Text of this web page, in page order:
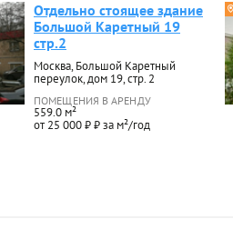
Отдельно стоящее здание
Большой Каретный 19
стр.2
Москва, Большой Каретный
переулок, дом 19, стр. 2
ПОМЕЩЕНИЯ В АРЕНДУ
559.0 м²
от 25 000 ₽ ₽ за м²/год